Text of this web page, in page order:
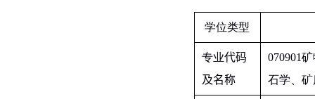
学位类型
专业代码
及名称
070901矿
石学、矿